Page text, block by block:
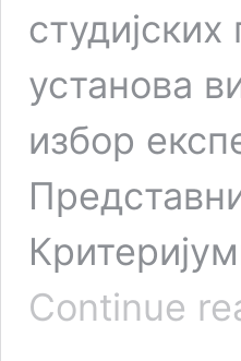
установа
избор
Continue